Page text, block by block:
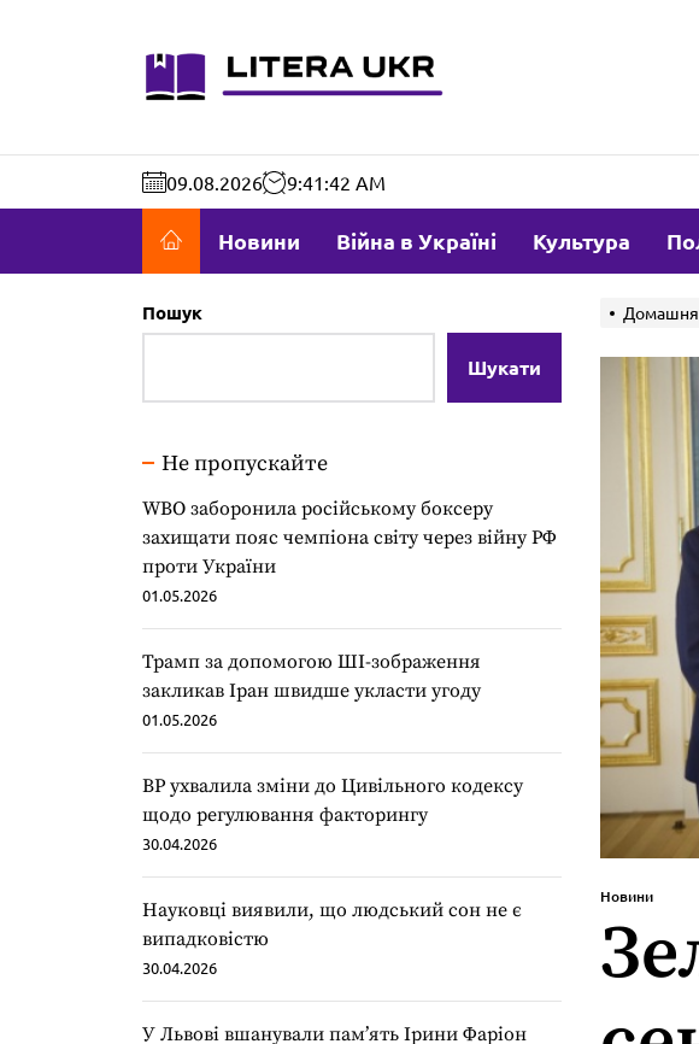
09.08.2026 9:41:43 AM
Новини Війна в Україні Культура
Домашня
Новини
Пошук
Шукати
Не пропускайте
WBO заборонила російському боксеру
захищати пояс чемпіона світу через війну РФ
проти України
01.05.2026
Трамп за допомогою ШІ-зображення
закликав Іран швидше укласти угоду
01.05.2026
ВР ухвалила зміни до Цивільного кодексу
щодо регулювання факторингу
30.04.2026
Науковці виявили, що людський сон не є
випадковістю
30.04.2026
У Львові вшанували пам’ять Ірини Фаріон